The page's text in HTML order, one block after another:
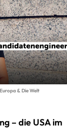
Europa & Die Welt
– die USA im